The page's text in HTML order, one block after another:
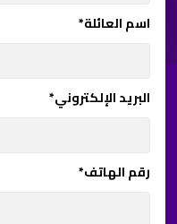
اسم العائلة*
البريد الإلكتروني*
رقم الهاتف*